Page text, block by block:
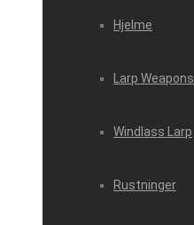
Hjelme
Larp Weapons
Windlass Larp
Rustninger